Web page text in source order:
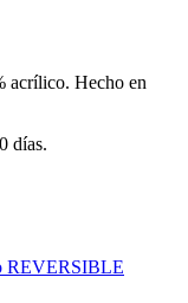
acrílico. Hecho en
días.